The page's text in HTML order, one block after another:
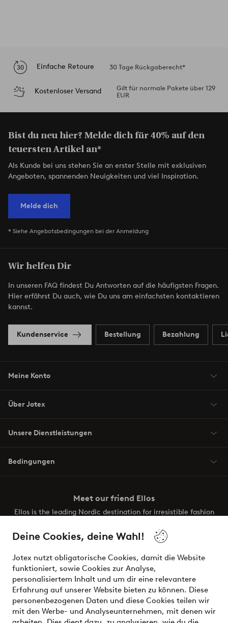
Deine Cookies, deine Wahl!
Jotex nutzt obligatorische Cookies, damit die Website
funktioniert, sowie Cookies zur Analyse,
personalisiertem Inhalt und um dir eine relevantere
Erfahrung auf unserer Website bieten zu können. Diese
personenbezogenen Daten und diese Cookies teilen wir
mit den Werbe- und Analyseunternehmen, mit denen wir
Einfache Retoure 30 Tage Rückgaberecht*
Kostenloser Versand
Gilt für normale Pakete über 129
EUR
Bist du neu hier? Melde dich für 40% auf den
teuersten Artikel an*
Als Kunde bei uns stehen Sie an erster Stelle mit exklusiven
Angeboten, spannenden Neuigkeiten und viel Inspiration.
Melde dich
* Siehe Angebotsbedingungen bei der Anmeldung
Wir helfen Dir
In unseren FAQ findest Du Antworten auf die häufigsten Fragen.
Hier erfährst Du auch, wie Du uns am einfachsten kontaktieren
kannst.
Kundenservice Bestellung Bezahlung
Meine Konto
Über Jotex
Unsere Dienstleistungen
Bedingungen
Meet our friend Ellos
Ellos is the leading Nordic destination for irresistible fashion
the latest trends, curated to make finding your next look
effortless. It’s all here.
Visit Ellos
Sichere Zahlungen - Jetzt bezahlen oder aufteilen